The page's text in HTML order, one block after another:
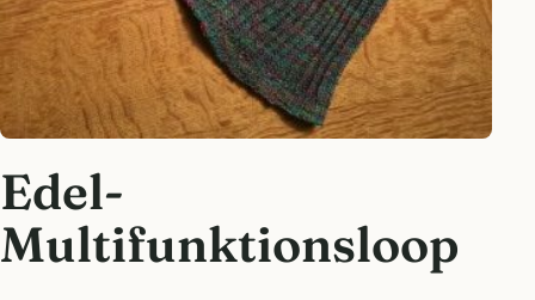
Edel-
Multifunktionsloop